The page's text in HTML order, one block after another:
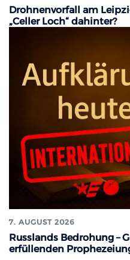
Drohnenvorfall am
„Celler Loch“ dahinter?
7. AUGUST 2026
Russlands Bedrohung –
erfüllenden